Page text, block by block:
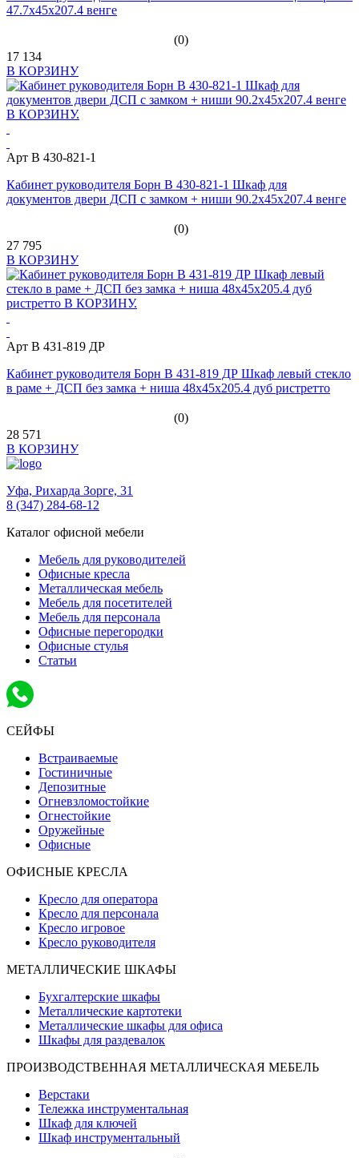
47.7x45x207.4 венге
(0)
17 134
В КОРЗИНУ
Арт B 430-821-1
Кабинет руководителя Борн B 430-821-1 Шкаф для
документов двери ДСП с замком + ниши 90.2x45x207.4 венге
(0)
27 795
В КОРЗИНУ
Арт B 431-819 ДР
Кабинет руководителя Борн B 431-819 ДР Шкаф левый стекло
в раме + ДСП без замка + ниша 48х45х205.4 дуб ристретто
(0)
28 571
В КОРЗИНУ
Уфа, Рихарда Зорге, 31
8 (347) 284-68-12
Каталог офисной мебели
Мебель для руководителей
Офисные кресла
Металлическая мебель
Мебель для посетителей
Мебель для персонала
Офисные перегородки
Офисные стулья
Статьи
СЕЙФЫ
Встраиваемые
Гостиничные
Депозитные
Огневзломостойкие
Огнестойкие
Оружейные
Офисные
ОФИСНЫЕ КРЕСЛА
Кресло для оператора
Кресло для персонала
Кресло игровое
Кресло руководителя
МЕТАЛЛИЧЕСКИЕ ШКАФЫ
Бухгалтерские шкафы
Металлические картотеки
Металлические шкафы для офиса
Шкафы для раздевалок
ПРОИЗВОДСТВЕННАЯ МЕТАЛЛИЧЕСКАЯ МЕБЕЛЬ
Верстаки
Тележка инструментальная
Шкаф для ключей
Шкаф инструментальный